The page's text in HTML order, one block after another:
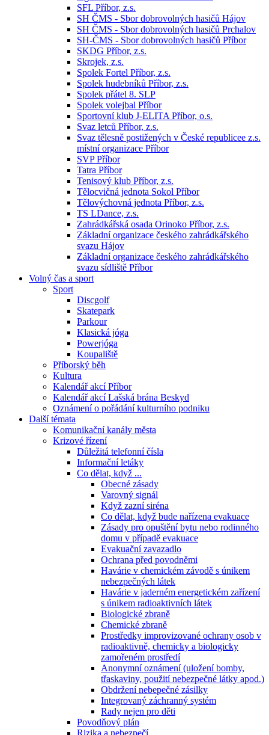
SFL Příbor, z.s.
SH ČMS - Sbor dobrovolných hasičů Hájov
SH ČMS - Sbor dobrovolných hasičů Prchalov
SH-ČMS - Sbor dobrovolných hasičů Příbor
SKDG Příbor, z.s.
Skrojek, z.s.
Spolek Fortel Příbor, z.s.
Spolek hudebníků Příbor, z.s.
Spolek přátel 8. SLP
Spolek volejbal Příbor
Sportovní klub J-ELITA Příbor, o.s.
Svaz letců Příbor, z.s.
Svaz tělesně postižených v České republicee z.s.
místní organizace Příbor
SVP Příbor
Tatra Příbor
Tenisový klub Příbor, z.s.
Tělocvičná jednota Sokol Příbor
Tělovýchovná jednota Příbor, z.s.
TS LDance, z.s.
Zahrádkářská osada Orinoko Příbor, z.s.
Základní organizace českého zahrádkářského
svazu Hájov
Základní organizace českého zahrádkářského
svazu sídliště Příbor
Volný čas a sport
Sport
Discgolf
Skatepark
Parkour
Klasická jóga
Powerjóga
Koupaliště
Příborský běh
Kultura
Kalendář akcí Příbor
Kalendář akcí Lašská brána Beskyd
Oznámení o pořádání kulturního podniku
Další témata
Komunikační kanály města
Krizové řízení
Důležitá telefonní čísla
Informační letáky
Co dělat, když ...
Obecné zásady
Varovný signál
Když zazní siréna
Co dělat, když bude nařízena evakuace
Zásady pro opuštění bytu nebo rodinného
domu v případě evakuace
Evakuační zavazadlo
Ochrana před povodněmi
Havárie v chemickém závodě s únikem
nebezpečných látek
Havárie v jaderném energetickém zařízení
s únikem radioaktivních látek
Biologické zbraně
Chemické zbraně
Prostředky improvizované ochrany osob v
radioaktivně, chemicky a biologicky
zamořeném prostředí
Anonymní oznámení (uložení bomby,
třaskaviny, použití nebezpečné látky apod.)
Obdržení nebepečné zásilky
Integrovaný záchranný systém
Rady nejen pro děti
Povodňový plán
Rizika a nebezpečí